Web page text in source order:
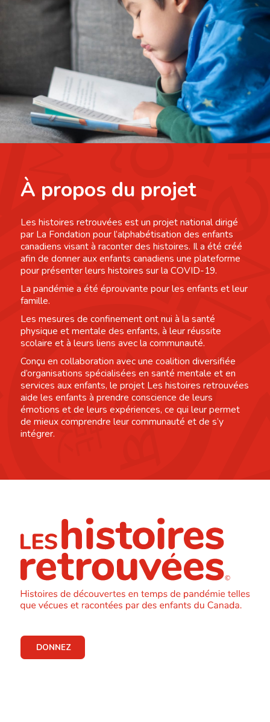
À propos du projet
Les histoires retrouvées est un projet national dirigé
par La Fondation pour l’alphabétisation des enfants
canadiens visant à raconter des histoires. Il a été créé
afin de donner aux enfants canadiens une plateforme
pour présenter leurs histoires sur la COVID-19.
La pandémie a été éprouvante pour les enfants et leur
famille.
Les mesures de confinement ont nui à la santé
physique et mentale des enfants, à leur réussite
scolaire et à leurs liens avec la communauté.
Conçu en collaboration avec une coalition diversifiée
d’organisations spécialisées en santé mentale et en
services aux enfants, le projet Les histoires retrouvées
aide les enfants à prendre conscience de leurs
émotions et de leurs expériences, ce qui leur permet
de mieux comprendre leur communauté et de s’y
intégrer.
DONNEZ